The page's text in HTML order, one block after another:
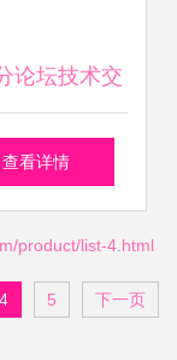
论坛技术交
齐放，思想
查看详情
product/list-4.html
4 5 下一页